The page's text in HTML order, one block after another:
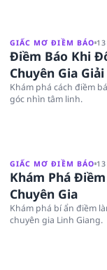
GIẤC MƠ ĐIỀM BÁO
Điềm Báo Khi
Chuyên Gia
Khám phá cách điềm
góc nhìn tâm linh.
GIẤC MƠ ĐIỀM BÁO
Khám Phá
Chuyên Gia
Khám phá bí ẩn điềm
chuyên gia Linh Giang.